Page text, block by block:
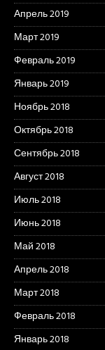
Апрель 2019
Март 2019
Февраль 2019
Январь 2019
Ноябрь 2018
Октябрь 2018
Сентябрь 2018
Август 2018
Июль 2018
Июнь 2018
Май 2018
Апрель 2018
Март 2018
Февраль 2018
Январь 2018